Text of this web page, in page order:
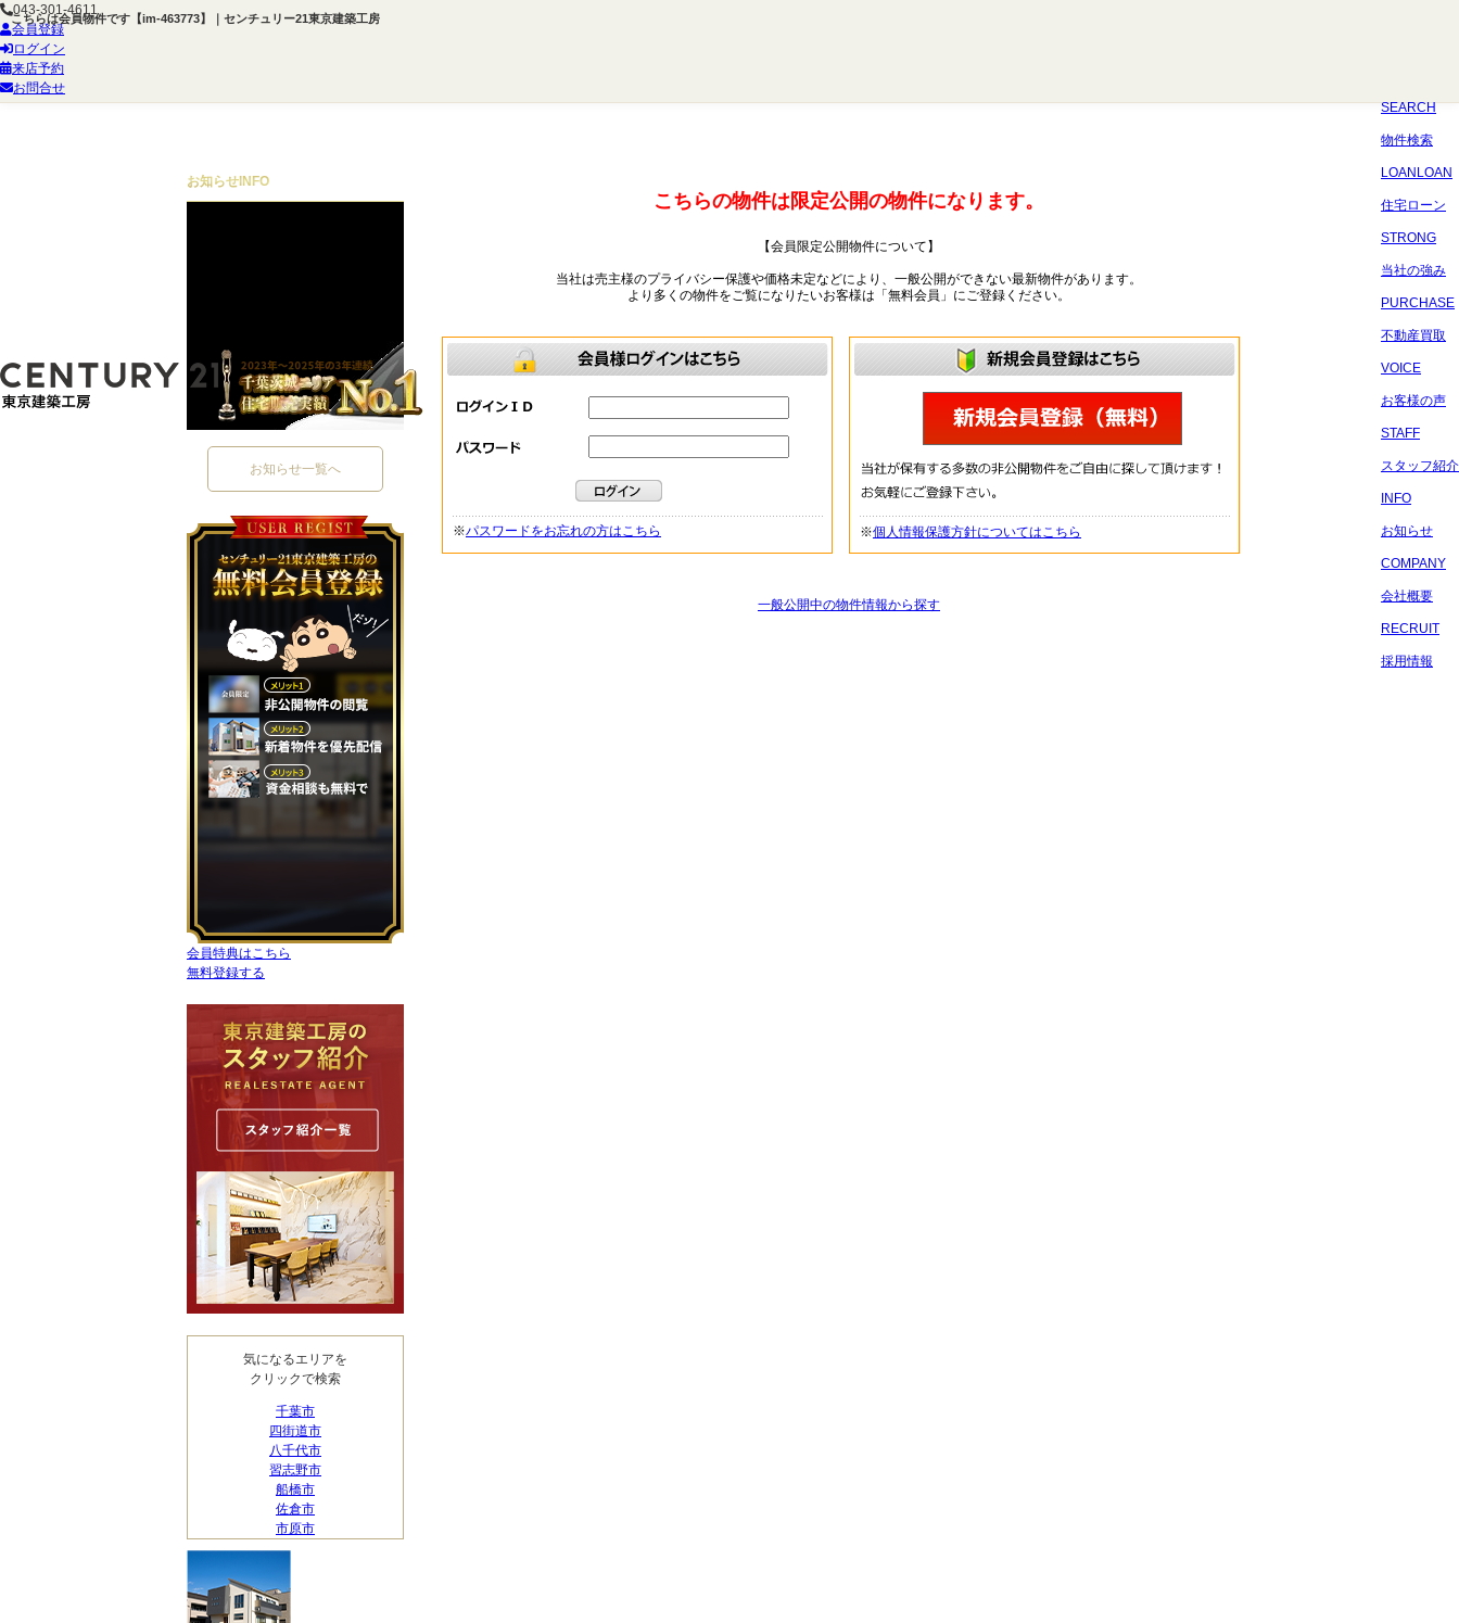
こちらは会員物件です【im-463773】｜センチュリー21東京建築工房
043-301-4611
会員登録
ログイン
来店予約
お問合せ
SEARCH
物件検索
LOANLOAN
住宅ローン
STRONG
当社の強み
PURCHASE
不動産買取
VOICE
お客様の声
STAFF
スタッフ紹介
INFO
お知らせ
COMPANY
会社概要
RECRUIT
採用情報
こちらの物件は限定公開の物件になります。
【会員限定公開物件について】
当社は売主様のプライバシー保護や価格未定などにより、一般公開ができない最新物件があります。
より多くの物件をご覧になりたいお客様は「無料会員」にご登録ください。
※パスワードをお忘れの方はこちら ※個人情報保護方針についてはこちら
一般公開中の物件情報から探す
お知らせ INFO
お知らせ一覧へ
会員特典はこちら
無料登録する
気になるエリアを
クリックで検索
千葉市
四街道市
八千代市
習志野市
船橋市
佐倉市
市原市